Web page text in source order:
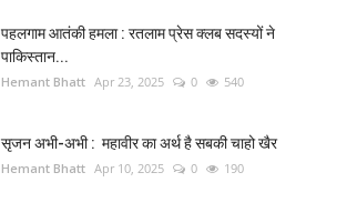
पहलगाम आतंकी हमला : रतलाम प्रेस क्लब सदस्यों ने
पाकिस्तान...
Hemant Bhatt Apr 23, 2025 0 540
सृजन अभी-अभी : महावीर का अर्थ है सबकी चाहो खैर
Hemant Bhatt Apr 10, 2025 0 190